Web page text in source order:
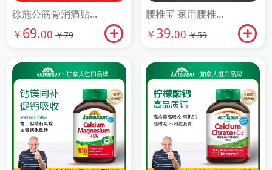
徐施公筋骨消痛贴...
￥ 69.00 ￥79
腰椎宝 家用腰椎...
￥ 39.00 ￥59